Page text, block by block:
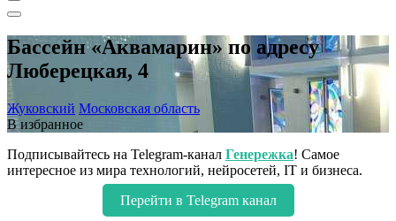
Бассейн «Аквамарин» по адресу
Люберецкая, 4
Жуковский Московская область
В избранное
Подписывайтесь на Telegram-канал Генережка! Самое
интересное из мира технологий, нейросетей, IT и бизнеса.
Перейти в Telegram канал